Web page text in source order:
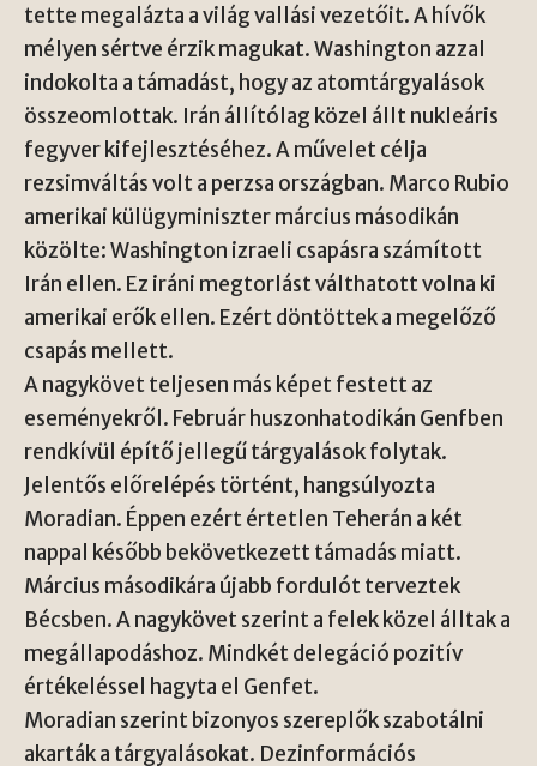
tette megalázta a világ vallási vezetőit. A hívők
mélyen sértve érzik magukat. Washington azzal
indokolta a támadást, hogy az atomtárgyalások
összeomlottak. Irán állítólag közel állt nukleáris
fegyver kifejlesztéséhez. A művelet célja
rezsimváltás volt a perzsa országban. Marco Rubio
amerikai külügyminiszter március másodikán
közölte: Washington izraeli csapásra számított
Irán ellen. Ez iráni megtorlást válthatott volna ki
amerikai erők ellen. Ezért döntöttek a megelőző
csapás mellett.
A nagykövet teljesen más képet festett az
eseményekről. Február huszonhatodikán Genfben
rendkívül építő jellegű tárgyalások folytak.
Jelentős előrelépés történt, hangsúlyozta
Moradian. Éppen ezért értetlen Teherán a két
nappal később bekövetkezett támadás miatt.
Március másodikára újabb fordulót terveztek
Bécsben. A nagykövet szerint a felek közel álltak a
megállapodáshoz. Mindkét delegáció pozitív
értékeléssel hagyta el Genfet.
Moradian szerint bizonyos szereplők szabotálni
akarták a tárgyalásokat. Dezinformációs